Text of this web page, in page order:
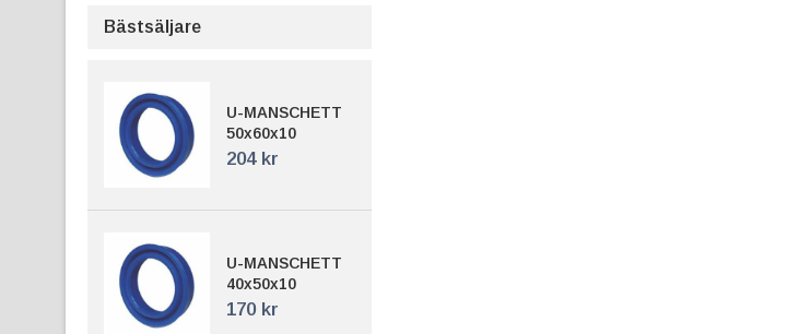
Bästsäljare
U-MANSCHETT
50x60x10
204 kr
U-MANSCHETT
40x50x10
170 kr